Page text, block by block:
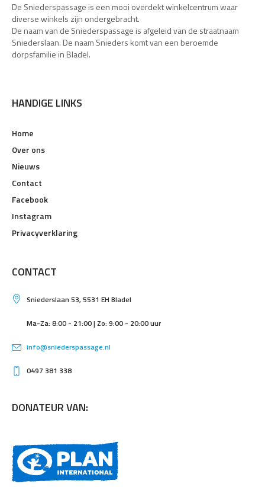
De Sniederspassage is een mooi overdekt winkelcentrum waar
diverse winkels zijn ondergebracht.
De naam van de Sniederspassage is afgeleid van de straatnaam
Sniederslaan. De naam Snieders komt van een beroemde
dorpsfamilie in Bladel.
HANDIGE LINKS
Home
Over ons
Nieuws
Contact
Facebook
Instagram
Privacyverklaring
CONTACT
Sniederslaan 53, 5531 EH Bladel
Ma-Za: 8:00 - 21:00 | Zo: 9:00 - 20:00 uur
info@sniederspassage.nl
0497 381 338
DONATEUR VAN: